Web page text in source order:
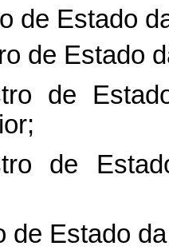
de Estado
de Estado
de
de
de Estado